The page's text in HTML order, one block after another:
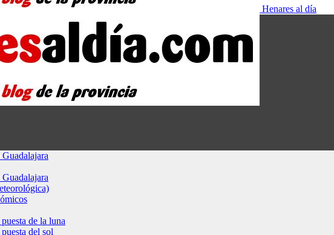
Henares al día
Guadalajara
de la luna
del sol